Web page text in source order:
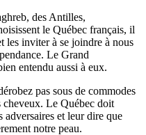
des Antilles,
le Québec français, il
les inviter à se joindre à nous
Le Grand
entendu aussi à eux.
pas sous de commodes
cheveux. Le Québec doit
et leur dire que
notre peau.